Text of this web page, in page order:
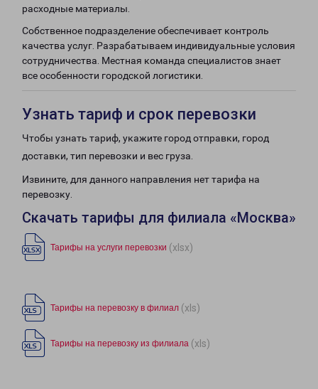
расходные материалы.
Собственное подразделение обеспечивает контроль
качества услуг. Разрабатываем индивидуальные условия
сотрудничества. Местная команда специалистов знает
все особенности городской логистики.
Узнать тариф и срок перевозки
Чтобы узнать тариф, укажите город отправки, город
доставки, тип перевозки и вес груза.
Извините, для данного направления нет тарифа на
перевозку.
Скачать тарифы для филиала «Москва»
Тарифы на услуги перевозки (xlsx)
Тарифы на перевозку в филиал (xls)
Тарифы на перевозку из филиала (xls)